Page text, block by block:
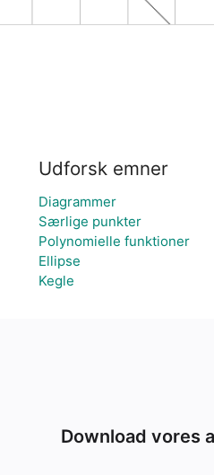
Udforsk emner
Diagrammer
Særlige punkter
Polynomielle funktioner
Ellipse
Kegle
Download vores